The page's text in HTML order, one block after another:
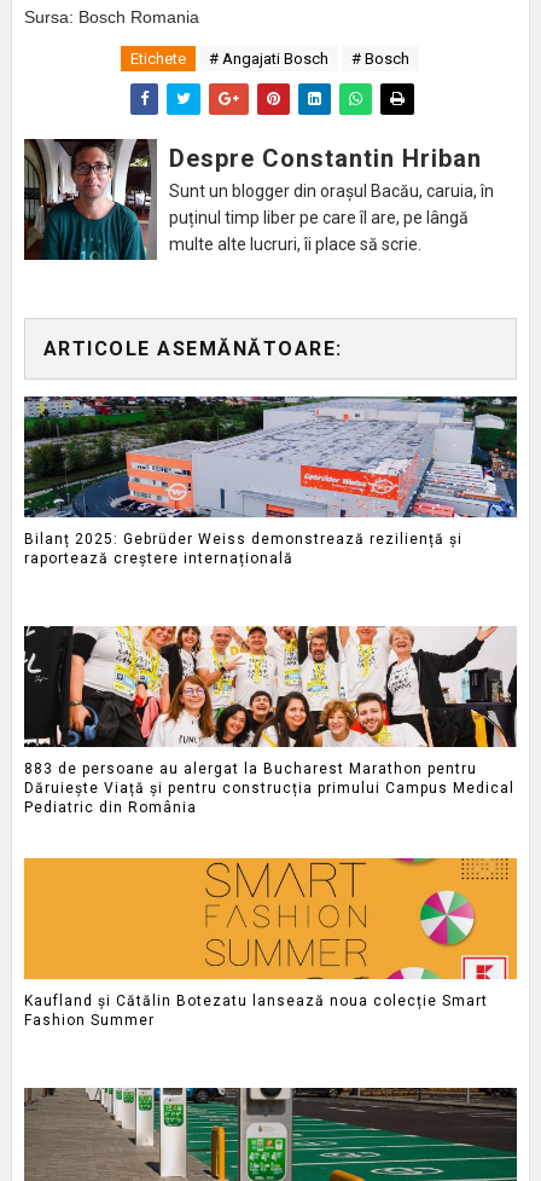
Sursa: Bosch Romania
Etichete # Angajati Bosch # Bosch
Despre Constantin Hriban
Sunt un blogger din orașul Bacău, caruia, în
puținul timp liber pe care îl are, pe lângă
multe alte lucruri, îi place să scrie.
ARTICOLE ASEMĂNĂTOARE:
Bilanț 2025: Gebrüder Weiss demonstrează reziliență și
raportează creștere internațională
883 de persoane au alergat la Bucharest Marathon pentru
Dăruiește Viață și pentru construcția primului Campus Medical
Pediatric din România
Kaufland și Cătălin Botezatu lansează noua colecție Smart
Fashion Summer